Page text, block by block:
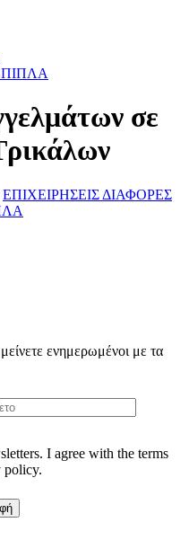
σε
ΕΠΙΧΕΙΡΗΣΕΙΣ ΔΙΑΦΟΡΕΣ
ενημερωμένοι με τα
I agree with the terms
policy.